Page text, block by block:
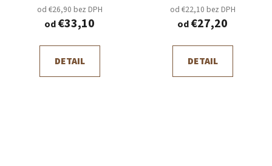
od €26,90 bez DPH
od€33,10
DETAIL
od €22,10 bez DPH
od€27,20
DETAIL